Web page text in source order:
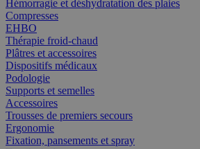
Hémorragie et déshydratation des plaies
Compresses
EHBO
Thérapie froid-chaud
Plâtres et accessoires
Dispositifs médicaux
Podologie
Supports et semelles
Accessoires
Trousses de premiers secours
Ergonomie
Fixation, pansements et spray